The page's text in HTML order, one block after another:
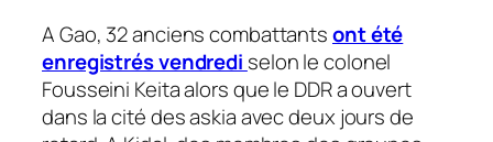
A Gao, 32 anciens combattantsont été
enregistrés vendredi selon le colonel
Fousseini Keita alors que le DDR a ouvert
dans la cité des askia avec deux jours de